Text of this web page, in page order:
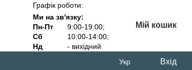
Графік роботи:
Ми на зв'язку:
Пн-Пт
9:00-19:00;
Сб
10:00-14:00;
Нд
- вихідний
Мій кошик
Укр Вхід